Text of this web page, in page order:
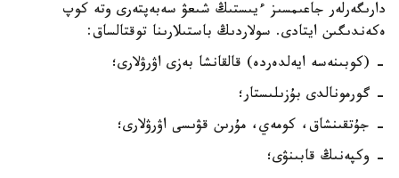
دارىگەرلەر جاعىمسىز ءيىستىڭ شىعۋ سەبەپتەرى وتە كوپ
ەكەندىگىن ايتادى. سولاردىڭ باستىلارىنا توقتالساق:
- (كوبىنەسە ايەلدەردە) قالقانشا بەزى اۋرۋلارى؛
- گورمونالدى بۇزىلىستار؛
- جۇتقىنشاق، كومەي، مۇرىن قۋىسى اۋرۋلارى؛
- وكپەنىڭ قابىنۋى؛